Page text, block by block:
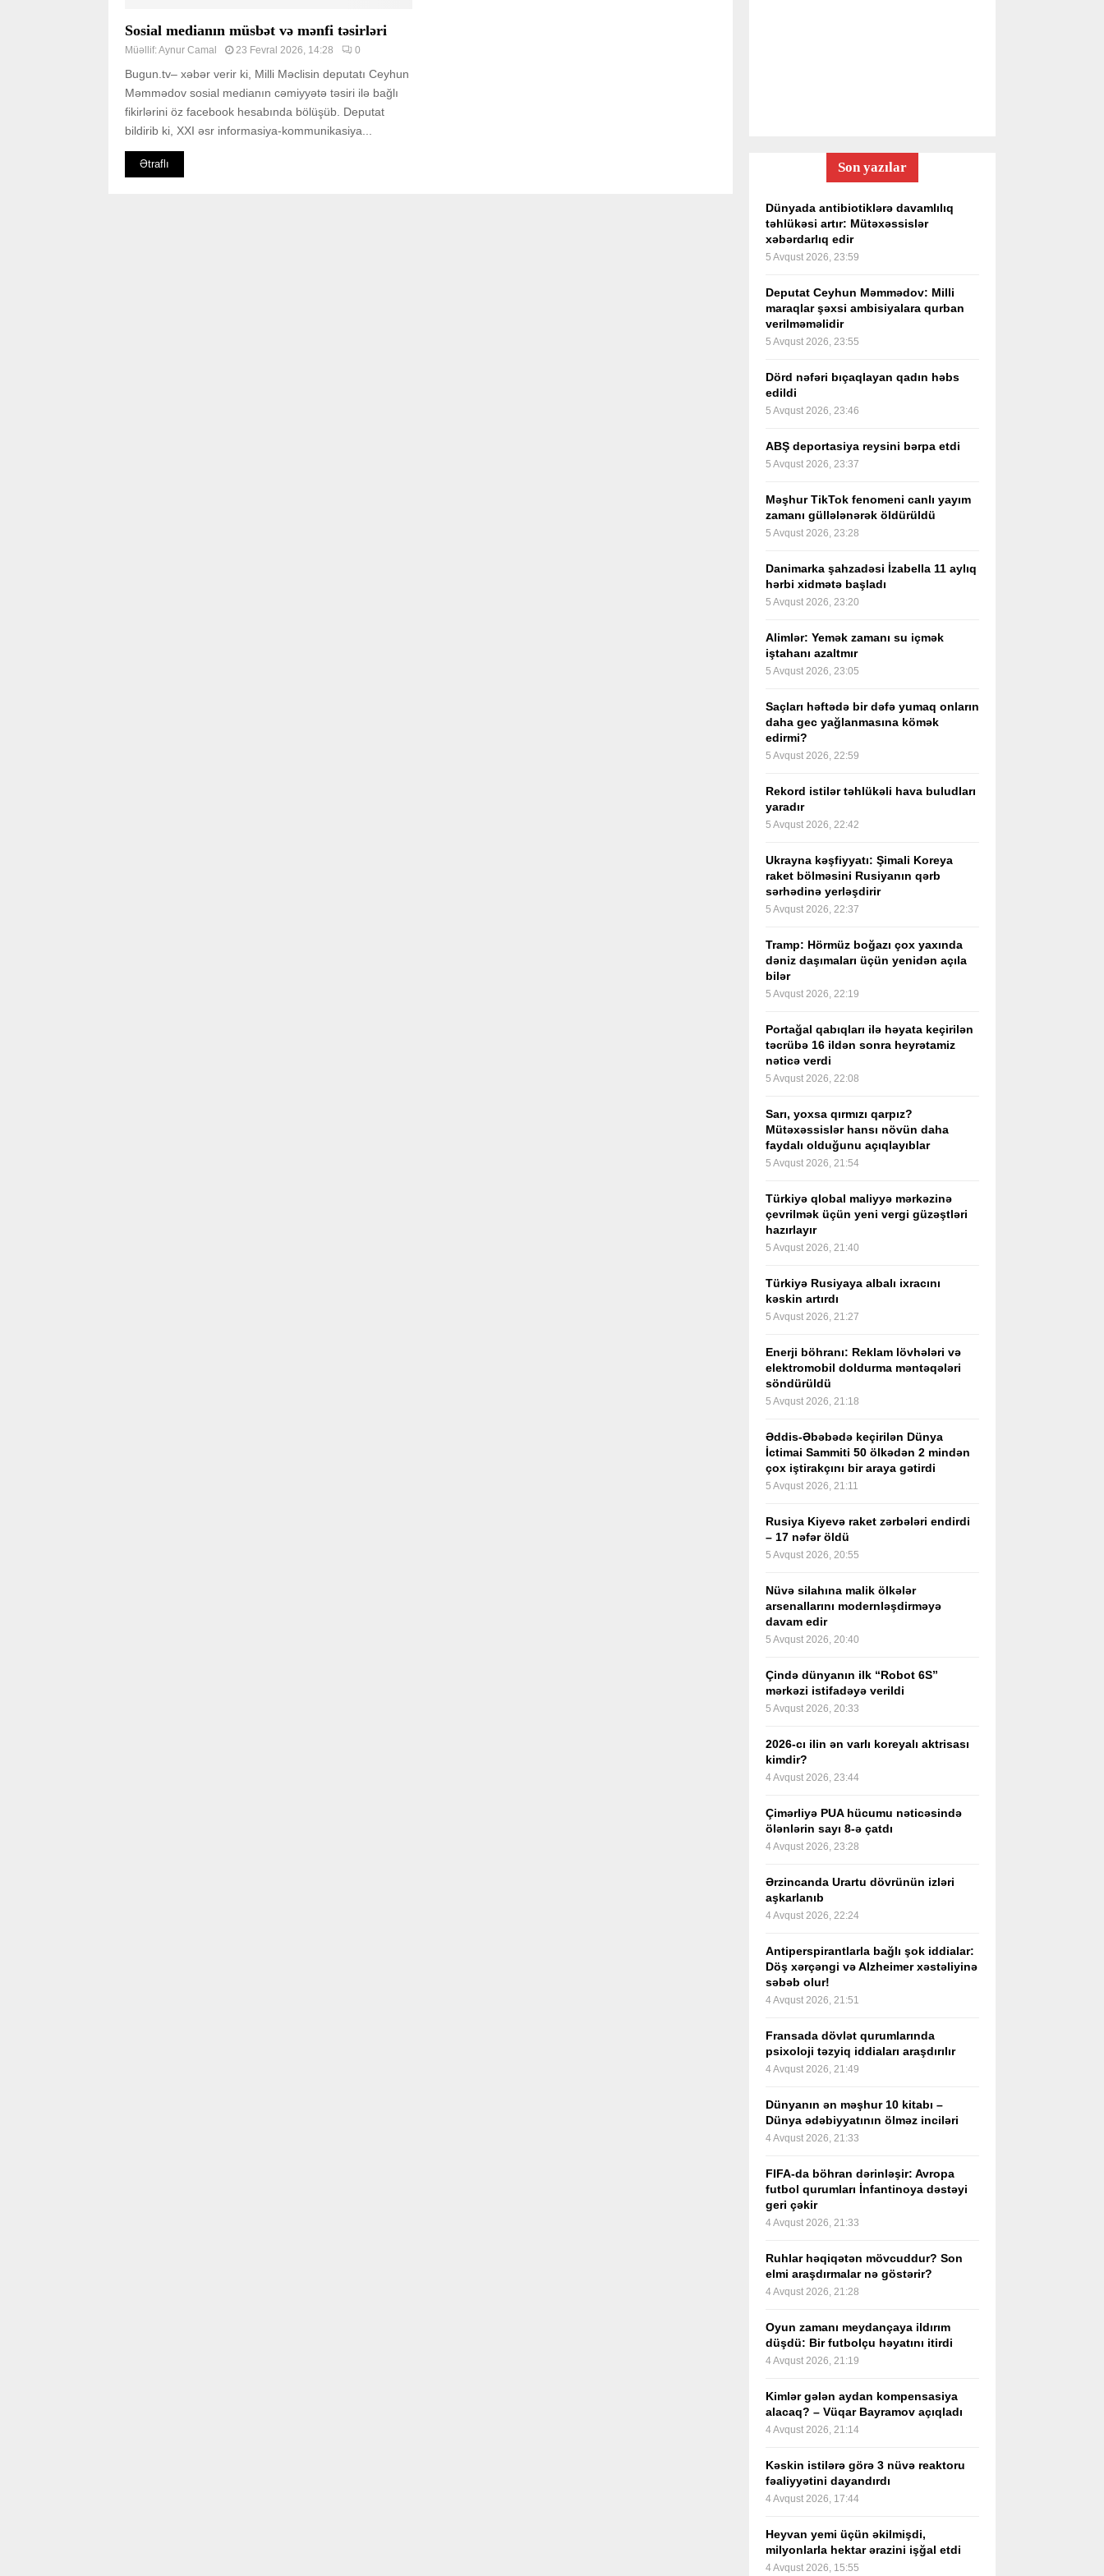
Sosial medianın müsbət və mənfi təsirləri
Müəllif:Aynur Camal 23 Fevral 2026, 14:28 0
Bugun.tv– xəbər verir ki, Milli Məclisin deputatı Ceyhun
Məmmədov sosial medianın cəmiyyətə təsiri ilə bağlı
fikirlərini öz facebook hesabında bölüşüb. Deputat
bildirib ki, XXI əsr informasiya-kommunikasiya...
Ətraflı Son yazılar
Dünyada antibiotiklərə davamlılıq
təhlükəsi artır: Mütəxəssislər
xəbərdarlıq edir
5 Avqust 2026, 23:59
Deputat Ceyhun Məmmədov: Milli
maraqlar şəxsi ambisiyalara qurban
verilməməlidir
5 Avqust 2026, 23:55
Dörd nəfəri bıçaqlayan qadın həbs
edildi
5 Avqust 2026, 23:46
ABŞ deportasiya reysini bərpa etdi
5 Avqust 2026, 23:37
Məşhur TikTok fenomeni canlı yayım
zamanı güllələnərək öldürüldü
5 Avqust 2026, 23:28
Danimarka şahzadəsi İzabella 11 aylıq
hərbi xidmətə başladı
5 Avqust 2026, 23:20
Alimlər: Yemək zamanı su içmək
iştahanı azaltmır
5 Avqust 2026, 23:05
Saçları həftədə bir dəfə yumaq onların
daha gec yağlanmasına kömək
edirmi?
5 Avqust 2026, 22:59
Rekord istilər təhlükəli hava buludları
yaradır
5 Avqust 2026, 22:42
Ukrayna kəşfiyyatı: Şimali Koreya
raket bölməsini Rusiyanın qərb
sərhədinə yerləşdirir
5 Avqust 2026, 22:37
Tramp: Hörmüz boğazı çox yaxında
dəniz daşımaları üçün yenidən açıla
bilər
5 Avqust 2026, 22:19
Portağal qabıqları ilə həyata keçirilən
təcrübə 16 ildən sonra heyrətamiz
nəticə verdi
5 Avqust 2026, 22:08
Sarı, yoxsa qırmızı qarpız?
Mütəxəssislər hansı növün daha
faydalı olduğunu açıqlayıblar
5 Avqust 2026, 21:54
Türkiyə qlobal maliyyə mərkəzinə
çevrilmək üçün yeni vergi güzəştləri
hazırlayır
5 Avqust 2026, 21:40
Türkiyə Rusiyaya albalı ixracını
kəskin artırdı
5 Avqust 2026, 21:27
Enerji böhranı: Reklam lövhələri və
elektromobil doldurma məntəqələri
söndürüldü
5 Avqust 2026, 21:18
Əddis-Əbəbədə keçirilən Dünya
İctimai Sammiti 50 ölkədən 2 mindən
çox iştirakçını bir araya gətirdi
5 Avqust 2026, 21:11
Rusiya Kiyevə raket zərbələri endirdi
– 17 nəfər öldü
5 Avqust 2026, 20:55
Nüvə silahına malik ölkələr
arsenallarını modernləşdirməyə
davam edir
5 Avqust 2026, 20:40
Çində dünyanın ilk “Robot 6S”
mərkəzi istifadəyə verildi
5 Avqust 2026, 20:33
2026-cı ilin ən varlı koreyalı aktrisası
kimdir?
4 Avqust 2026, 23:44
Çimərliyə PUA hücumu nəticəsində
ölənlərin sayı 8-ə çatdı
4 Avqust 2026, 23:28
Ərzincanda Urartu dövrünün izləri
aşkarlanıb
4 Avqust 2026, 22:24
Antiperspirantlarla bağlı şok iddialar:
Döş xərçəngi və Alzheimer xəstəliyinə
səbəb olur!
4 Avqust 2026, 21:51
Fransada dövlət qurumlarında
psixoloji təzyiq iddiaları araşdırılır
4 Avqust 2026, 21:49
Dünyanın ən məşhur 10 kitabı –
Dünya ədəbiyyatının ölməz inciləri
4 Avqust 2026, 21:33
FIFA-da böhran dərinləşir: Avropa
futbol qurumları İnfantinoya dəstəyi
geri çəkir
4 Avqust 2026, 21:33
Ruhlar həqiqətən mövcuddur? Son
elmi araşdırmalar nə göstərir?
4 Avqust 2026, 21:28
Oyun zamanı meydançaya ildırım
düşdü: Bir futbolçu həyatını itirdi
4 Avqust 2026, 21:19
Kimlər gələn aydan kompensasiya
alacaq? – Vüqar Bayramov açıqladı
4 Avqust 2026, 21:14
Kəskin istilərə görə 3 nüvə reaktoru
fəaliyyətini dayandırdı
4 Avqust 2026, 17:44
Heyvan yemi üçün əkilmişdi,
milyonlarla hektar ərazini işğal etdi
4 Avqust 2026, 15:55